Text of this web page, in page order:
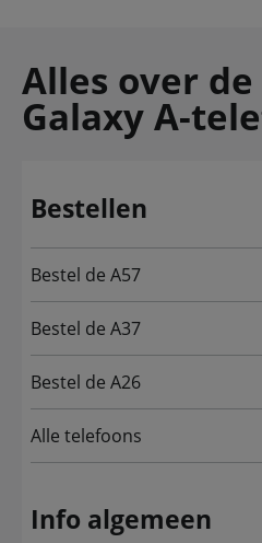
Alles over
Galaxy A-
Bestellen
Bestel de A57
Bestel de A37
Bestel de A26
Alle telefoons
Info algemeen